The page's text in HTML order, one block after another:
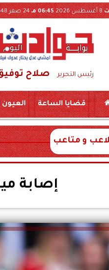
8 أغسطس 2026 06:45 مـ 24 صفر 1448
رئيس التحرير صلاح
حبس «لواء مزيف» ومستشار وهمي 3
قضايا الساعة العيون
و متاعب
إصابة